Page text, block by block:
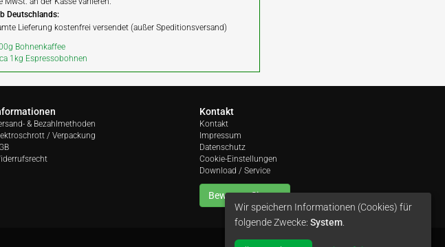
Deutschlands:
Lieferung kostenfrei versendet (außer Speditionsversand)
Bohnenkaffee
1kg Espressobohnen
& Bezahlmethoden
/ Verpackung
Kontakt
Kontakt
Impressum
Datenschutz
Cookie-Einstellungen
Download / Service
Bewerten Sie uns
Wir speichern Informationen (Cookies) für
folgende Zwecke: System